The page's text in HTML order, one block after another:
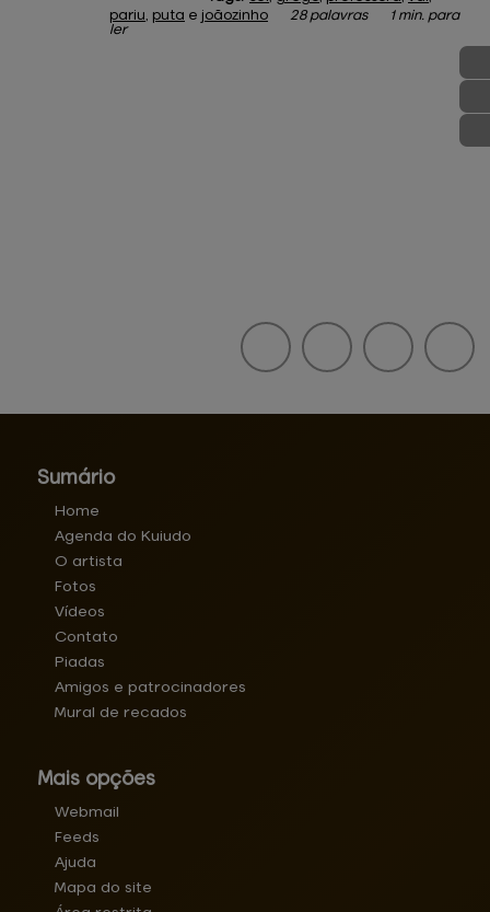
pariu, puta e joãozinho 28 palavras
1 min. para
ler
Sumário
Home
Agenda do Kuiudo
O artista
Fotos
Vídeos
Contato
Piadas
Amigos e patrocinadores
Mural de recados
Mais opções
Webmail
Feeds
Ajuda
Mapa do site